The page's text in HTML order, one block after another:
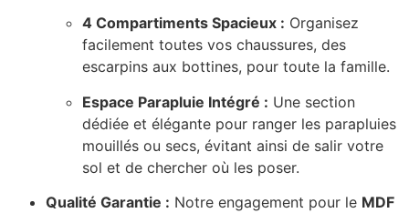
4 Compartiments Spacieux : Organisez
facilement toutes vos chaussures, des
escarpins aux bottines, pour toute la famille.
Espace Parapluie Intégré : Une section
dédiée et élégante pour ranger les parapluies
mouillés ou secs, évitant ainsi de salir votre
sol et de chercher où les poser.
Qualité Garantie : Notre engagement pour le MDF